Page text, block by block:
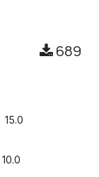
689
15.0
10.0